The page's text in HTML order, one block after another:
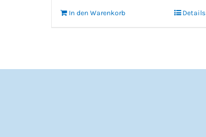
In den Warenkorb Details